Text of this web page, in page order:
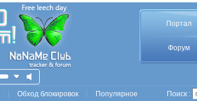
Портал
Форум
Обход блокировок Популярное Поиск :